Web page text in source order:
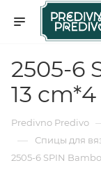
2505-6
13
Predivno Predivo
— Спицы для
2505-6 SPIN